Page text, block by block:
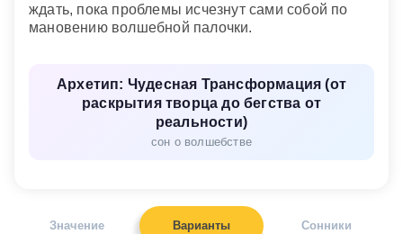
ждать, пока проблемы исчезнут сами собой по
мановению волшебной палочки.
Архетип: Чудесная Трансформация (от
раскрытия творца до бегства от
реальности)
сон о волшебстве
Значение Варианты Сонники